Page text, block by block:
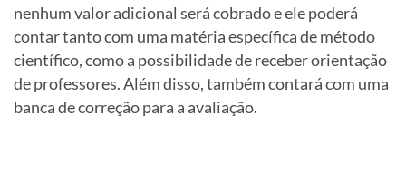
nenhum valor adicional será cobrado e ele poderá
contar tanto com uma matéria específica de método
científico, como a possibilidade de receber orientação
de professores. Além disso, também contará com uma
banca de correção para a avaliação.